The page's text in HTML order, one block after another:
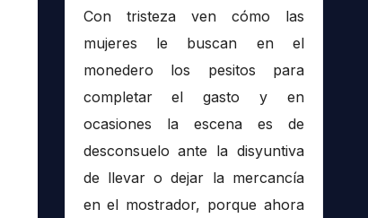
Con tristeza ven cómo las
mujeres le buscan en el
monedero los pesitos para
completar el gasto y en
ocasiones la escena es de
desconsuelo ante la disyuntiva
de llevar o dejar la mercancía
en el mostrador, porque ahora